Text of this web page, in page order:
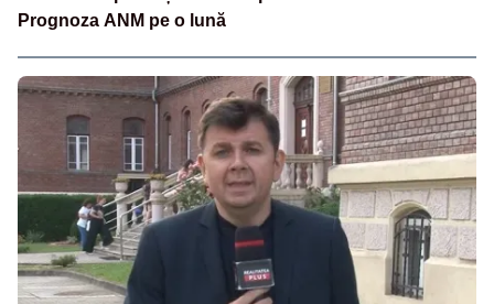
Prognoza ANM pe o lună